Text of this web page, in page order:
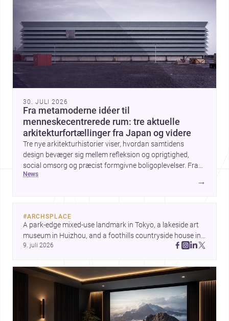
30. JULI 2026
Fra metamoderne idéer til
menneskecentrerede rum: tre aktuelle
arkitekturfortællinger fra Japan og videre
Tre nye arkitekturhistorier viser, hvordan samtidens
design bevæger sig mellem refleksion og oprigtighed,
social omsorg og præcist formgivne boligoplevelser. Fra
den teoretiske diskussion om metamodernisme til et
news
→
#ARCHSPLACE
A park-edge mixed-use landmark in Tokyo, a lakeside art
museum in Huizhou, and a foothills countryside house in
Cayambe show architecture shaping place, culture, and
9. juli 2026